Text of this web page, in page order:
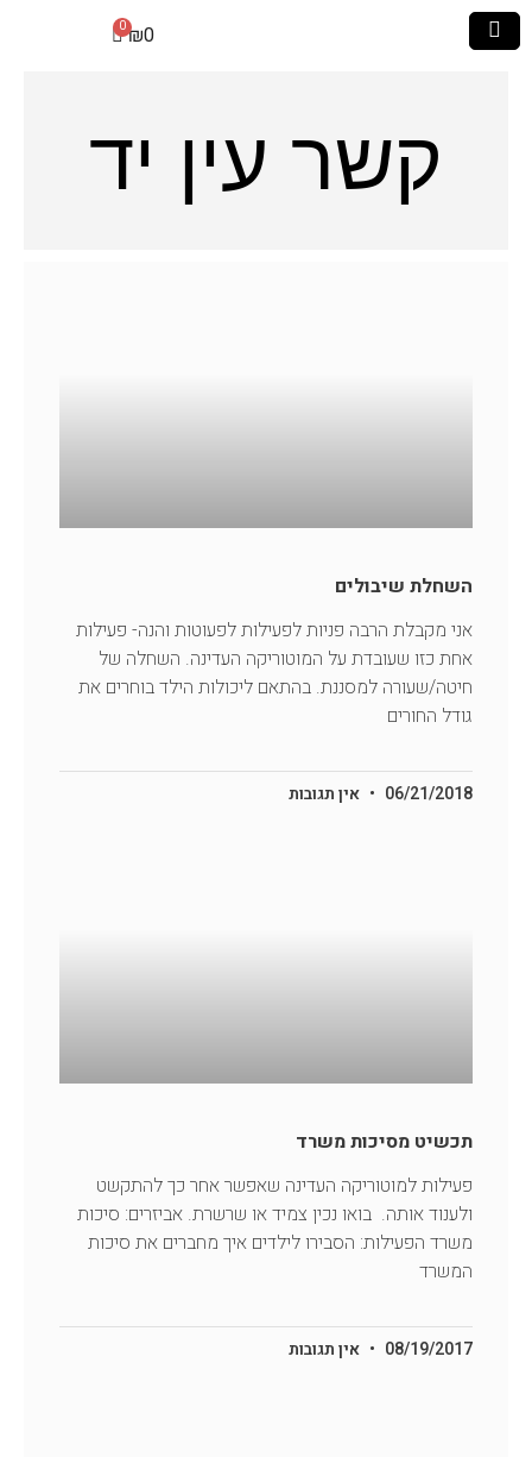
₪0
קשר עין יד
השחלת שיבולים
אני מקבלת הרבה פניות לפעילות לפעוטות והנה- פעילות
אחת כזו שעובדת על המוטוריקה העדינה. השחלה של
חיטה/שעורה למסננת. בהתאם ליכולות הילד בוחרים את
גודל החורים
06/21/2018 אין תגובות
תכשיט מסיכות משרד
פעילות למוטוריקה העדינה שאפשר אחר כך להתקשט
ולענוד אותה. בואו נכין צמיד או שרשרת. אביזרים: סיכות
משרד הפעילות: הסבירו לילדים איך מחברים את סיכות
המשרד
08/19/2017 אין תגובות